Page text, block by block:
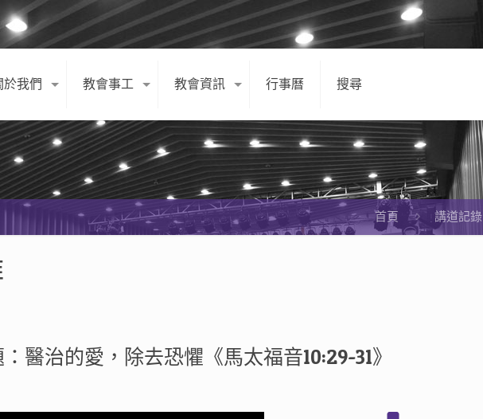
於我們 教會事工 教會資訊 行事曆 搜尋
首頁 講道記錄
醫治的愛，除去恐懼《馬太福音10:29-31》